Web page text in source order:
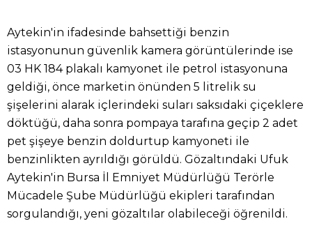
Aytekin'in ifadesinde bahsettiği benzin
istasyonunun güvenlik kamera görüntülerinde ise
03 HK 184 plakalı kamyonet ile petrol istasyonuna
geldiği, önce marketin önünden 5 litrelik su
şişelerini alarak içlerindeki suları saksıdaki çiçeklere
döktüğü, daha sonra pompaya tarafına geçip 2 adet
pet şişeye benzin doldurtup kamyoneti ile
benzinlikten ayrıldığı görüldü. Gözaltındaki Ufuk
Aytekin'in Bursa İl Emniyet Müdürlüğü Terörle
Mücadele Şube Müdürlüğü ekipleri tarafından
sorgulandığı, yeni gözaltılar olabileceği öğrenildi.